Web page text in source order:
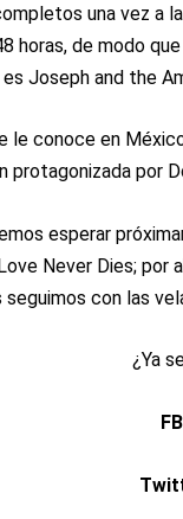
una vez a
horas, de modo
es Joseph and the
le conoce en
protagonizada por
esperar
Never Dies; por
con las
¿Ya